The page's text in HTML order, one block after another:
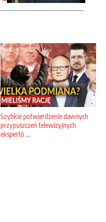
Szybkie potwierdzenie dawnych
przypuszczeń telewizyjnych
ekspertó ...